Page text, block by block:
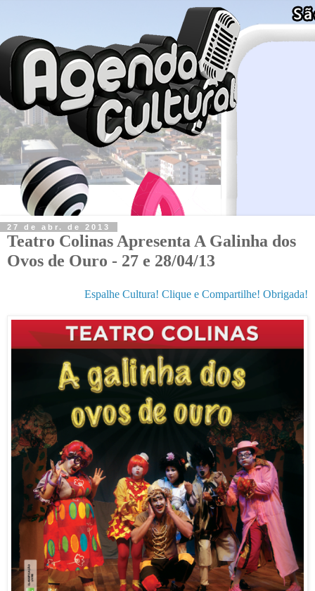
27 de abr. de 2013
Teatro Colinas Apresenta A Galinha dos
Ovos de Ouro - 27 e 28/04/13
Espalhe Cultura! Clique e Compartilhe! Obrigada!